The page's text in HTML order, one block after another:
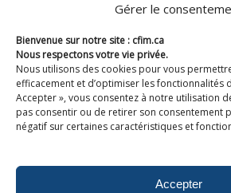
Gérer le
Bienvenue sur notre site : cfim.ca
Nous respectons votre vie privée.
Nous utilisons des cookies pour vous
efficacement et d’optimiser les fonctionnalités
Accepter », vous consentez à notre utilisation
pas consentir ou de retirer son consentement
négatif sur certaines caractéristiques et
Accepter
Devenir membre de CFIM
Suivez-nous